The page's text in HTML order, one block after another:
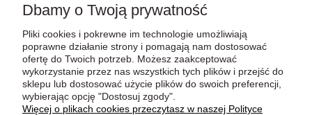
Herrmann's CZYSTE MIĘSO Indyk Ekologiczny 400g,
NOWOŚĆ!
Dbamy o Twoją prywatność
Pliki cookies i pokrewne im technologie umożliwiają
poprawne działanie strony i pomagają nam dostosować
ofertę do Twoich potrzeb. Możesz zaakceptować
wykorzystanie przez nas wszystkich tych plików i przejść do
sklepu lub dostosować użycie plików do swoich preferencji,
wybierając opcję "Dostosuj zgody".
Więcej o plikach cookies przeczytasz w naszej Polityce